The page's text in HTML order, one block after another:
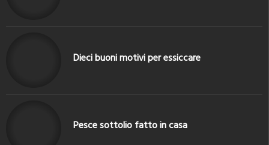
Dieci buoni motivi per essiccare
Pesce sottolio fatto in casa